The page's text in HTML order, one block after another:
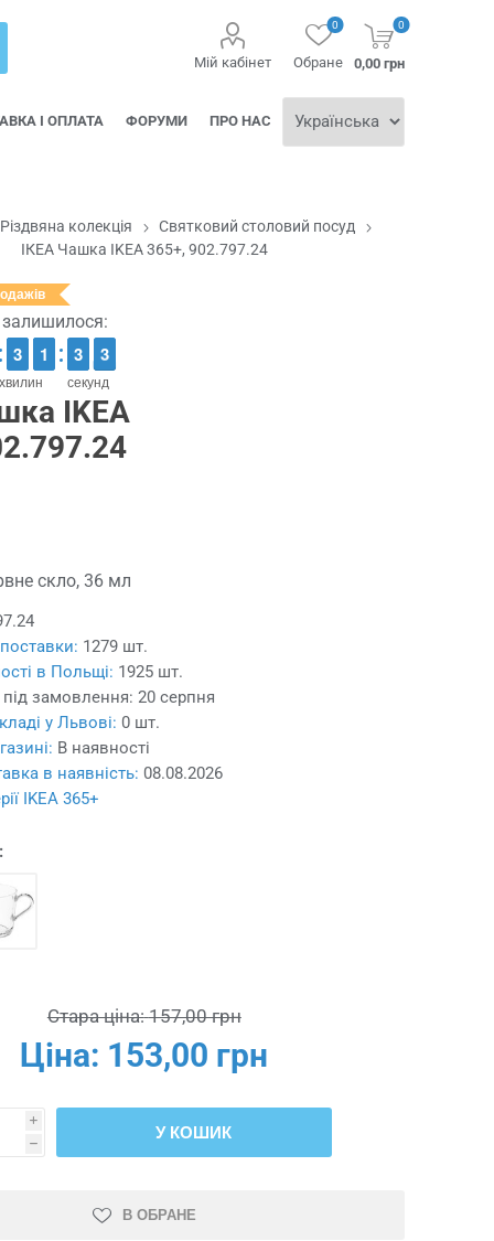
Мій кабінет Обране
0 0
0,00 грн
І ОПЛАТА ФОРУМИ ПРО НАС
Різдвяна колекція
Святковий столовий посуд
ІКЕА Чашка IKEA 365+, 902.797.24
залишилося:
хвилин
2
2
3
3 1
1
1
1
секунд
4
3
3 3
2
2
IKEA
скло, 36 мл
1279 шт.
в Польщі: 1925 шт.
замовлення: 20 серпня
у Львові: 0 шт.
В наявності
в наявність: 08.08.2026
IKEA 365+
Стара ціна: 157,00 грн
Ціна: 153,00 грн
i
h
У КОШИК
В ОБРАНЕ